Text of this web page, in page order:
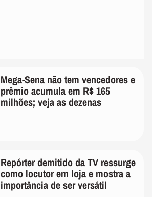
Mega-Sena não tem vencedores e
prêmio acumula em R$ 165
milhões; veja as dezenas
Repórter demitido da TV ressurge
como locutor em loja e mostra a
importância de ser versátil